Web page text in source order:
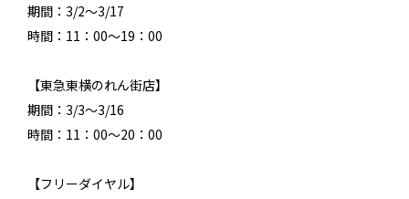
期間：3/2～3/17
時間：11：00～19：00
【東急東横のれん街店】
期間：3/3～3/16
時間：11：00～20：00
【フリーダイヤル】